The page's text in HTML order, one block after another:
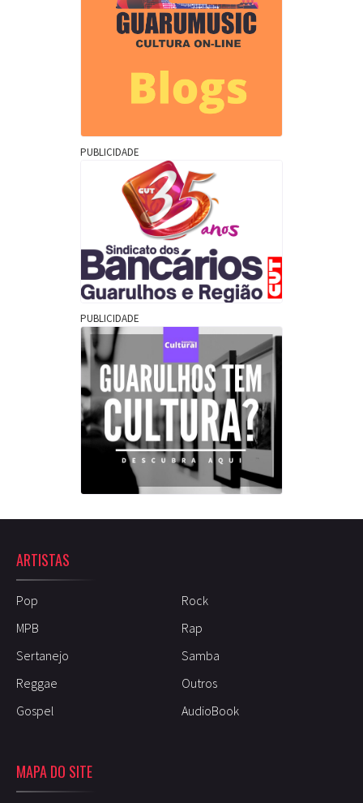
PUBLICIDADE
PUBLICIDADE
ARTISTAS
Pop
Rock
MPB
Rap
Sertanejo
Samba
Reggae
Outros
Gospel
AudioBook
MAPA DO SITE